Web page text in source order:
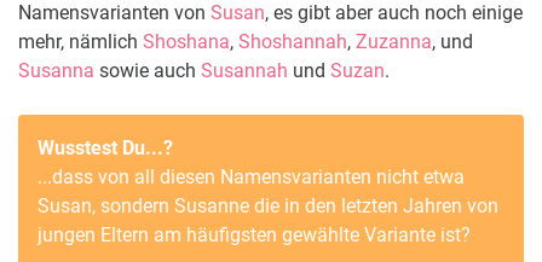
Namensvarianten von Susan, es gibt aber auch noch einige
mehr, nämlich Shoshana, Shoshannah, Zuzanna, und
Susanna sowie auch Susannah und Suzan.
Wusstest Du...?
...dass von all diesen Namensvarianten nicht etwa
Susan, sondern Susanne die in den letzten Jahren von
jungen Eltern am häufigsten gewählte Variante ist?